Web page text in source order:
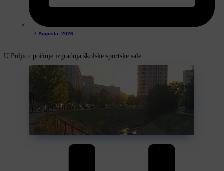
7 Augusta, 2026
U Poljicu počinje izgradnja školske sportske sale